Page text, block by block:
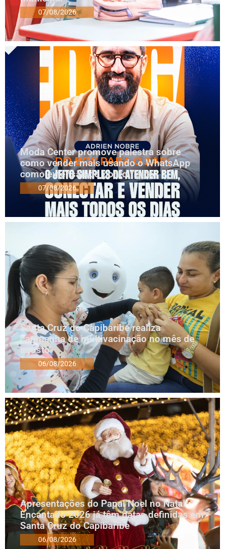
07/08/2026
Moda Center promove palestra sobre
como vender mais usando o WhatsApp
como extensão do ponto físico
07/08/2026
Santa Cruz do Capibaribe realiza
campanha de multivacinação no mês de
agosto
06/08/2026
Apresentações do Papai Noel no Natal
Encantado 2026 já têm datas definidas em
Santa Cruz do Capibaribe
06/08/2026